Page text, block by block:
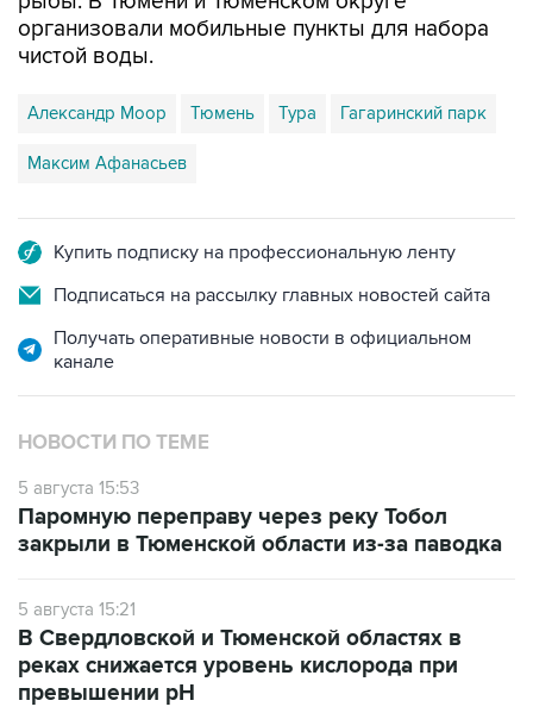
организовали мобильные пункты для набора
чистой воды.
Александр Моор Тюмень Тура Гагаринский парк
Максим Афанасьев
Купить подписку на профессиональную ленту
Подписаться на рассылку главных новостей сайта
Получать оперативные новости в официальном
канале
НОВОСТИ ПО ТЕМЕ
5 августа 15:53
Паромную переправу через реку Тобол
закрыли в Тюменской области из-за паводка
5 августа 15:21
В Свердловской и Тюменской областях в
реках снижается уровень кислорода при
превышении рН